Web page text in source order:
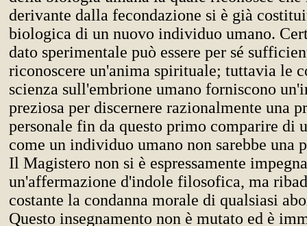
derivante dalla fecondazione si è già
biologica di un nuovo individuo umano.
dato sperimentale può essere per sé
riconoscere un'anima spirituale; tuttavia le
scienza sull'embrione umano forniscono
preziosa per discernere razionalmente una
personale fin da questo primo comparire di
come un individuo umano non sarebbe una
Il Magistero non si è espressamente
un'affermazione d'indole filosofica, ma
costante la condanna morale di qualsiasi
Questo insegnamento non è mutato ed è